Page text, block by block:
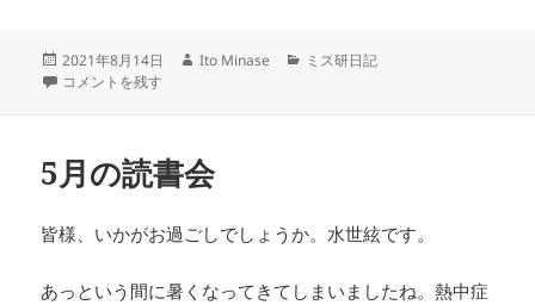
投
稿
2021年8月14日
作
Ito Minase
カ
ミス研日記
7月の読書会 に
コメントを残す
5月の読書会
皆様、いかがお過ごしでしょうか。水世絃です。
あっという間に暑くなってきてしまいましたね。熱中症